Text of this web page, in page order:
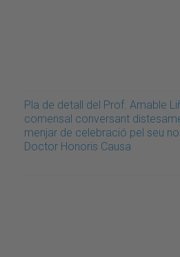
Pla de detall del Prof. Amable
comensal conversant
menjar de celebració pel seu
Doctor Honoris Causa